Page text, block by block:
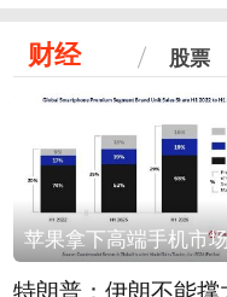
财经 股票
特朗普：伊朗不能